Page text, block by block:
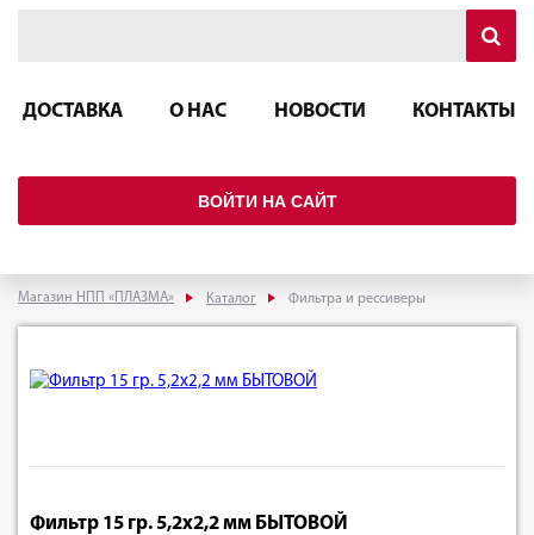
ДОСТАВКА О НАС НОВОСТИ КОНТАКТЫ
ВОЙТИ НА САЙТ
Магазин НПП «ПЛАЗМА» Каталог Фильтра и рессиверы
Фильтр 15 гр. 5,2х2,2 мм БЫТОВОЙ